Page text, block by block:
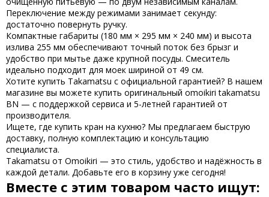
Переключение между режимами занимает секунду:
достаточно повернуть ручку.
Компактные габариты (180 мм × 295 мм × 240 мм) и высота
излива 255 мм обеспечивают точный поток без брызг и
удобство при мытье даже крупной посуды. Смеситель
идеально подходит для моек шириной от 49 см.
Хотите купить Takamatsu с официальной гарантией? В нашем
магазине вы можете купить оригинальный omoikiri takamatsu
BN — с поддержкой сервиса и 5-летней гарантией от
производителя.
Ищете, где купить кран на кухню? Мы предлагаем быструю
доставку, полную комплектацию и консультацию
специалиста.
Takamatsu от Omoikiri — это стиль, удобство и надёжность в
каждой детали. Добавьте его в корзину уже сегодня!
Вместе с этим товаром часто ищут: